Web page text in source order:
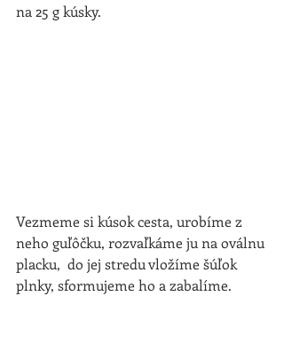
na 25 g kúsky.
Vezmeme si kúsok cesta, urobíme z
neho guľôčku, rozvaľkáme ju na oválnu
placku,  do jej stredu vložíme šúľok
plnky, sformujeme ho a zabalíme.